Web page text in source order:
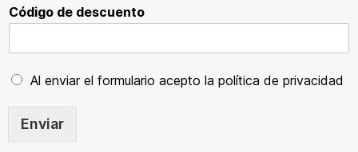
Código de descuento
Al enviar el formulario acepto la política de privacidad
Enviar